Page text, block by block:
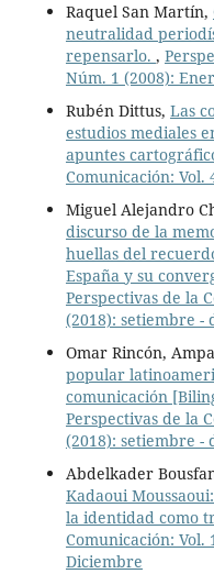
Raquel San Martín,
neutralidad
repensarlo. ,
Núm. 1 (2008):
Rubén Dittus, Las
estudios mediales
apuntes
Comunicación: Vol.
Miguel Alejandro
discurso de la
huellas del
España y su
Perspectivas de la
(2018): setiembre -
Omar Rincón,
popular
comunicación
Perspectivas de la
(2018): setiembre -
Abdelkader
Kadaoui
la identidad como
Comunicación: Vol.
Diciembre